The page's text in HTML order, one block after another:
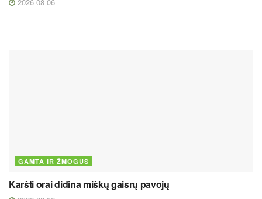
GAMTA IR ŽMOGUS
Karšti orai didina miškų gaisrų pavojų